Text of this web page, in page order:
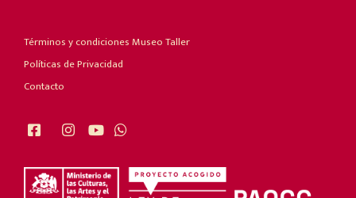
Términos y condiciones Museo Taller
Políticas de Privacidad
Contacto